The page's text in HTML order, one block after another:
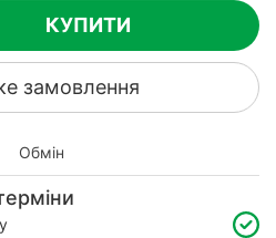
КУПИТИ
замовлення
Обмін